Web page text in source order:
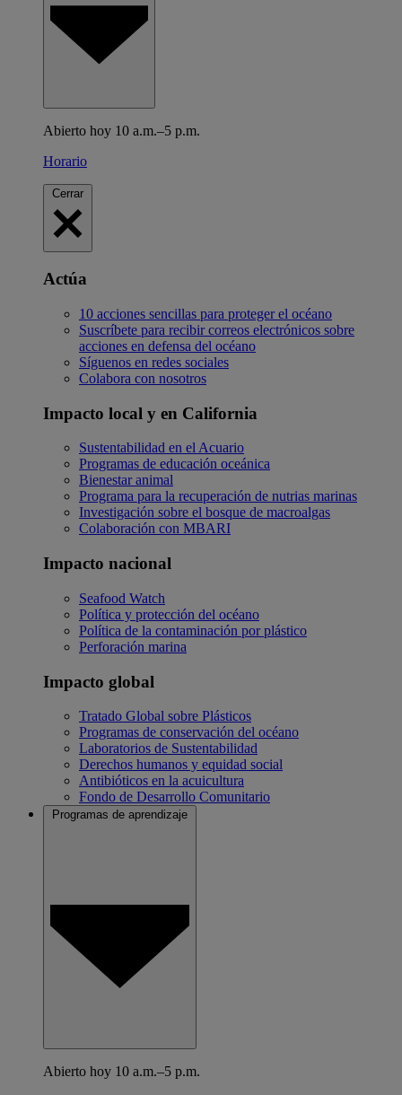
Abierto hoy 10 a.m.–5 p.m.
Horario
Cerrar
Actúa
10 acciones sencillas para proteger el océano
Suscríbete para recibir correos electrónicos sobre
acciones en defensa del océano
Síguenos en redes sociales
Colabora con nosotros
Impacto local y en California
Sustentabilidad en el Acuario
Programas de educación oceánica
Bienestar animal
Programa para la recuperación de nutrias marinas
Investigación sobre el bosque de macroalgas
Colaboración con MBARI
Impacto nacional
Seafood Watch
Política y protección del océano
Política de la contaminación por plástico
Perforación marina
Impacto global
Tratado Global sobre Plásticos
Programas de conservación del océano
Laboratorios de Sustentabilidad
Derechos humanos y equidad social
Antibióticos en la acuicultura
Fondo de Desarrollo Comunitario
Programas de aprendizaje
Abierto hoy 10 a.m.–5 p.m.